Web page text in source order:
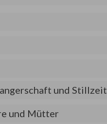
und Stillzeit
und Mütter